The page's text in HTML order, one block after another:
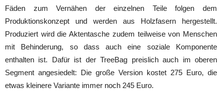
Fäden zum Vernähen der einzelnen Teile folgen dem
Produktionskonzept und werden aus Holzfasern hergestellt.
Produziert wird die Aktentasche zudem teilweise von Menschen
mit Behinderung, so dass auch eine soziale Komponente
enthalten ist. Dafür ist der TreeBag preislich auch im oberen
Segment angesiedelt: Die große Version kostet 275 Euro, die
etwas kleinere Variante immer noch 245 Euro.